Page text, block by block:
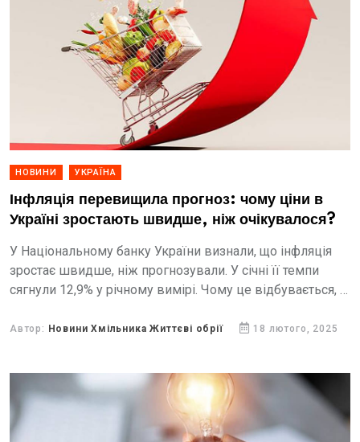
НОВИНИ УКРАЇНА
Інфляція перевищила прогноз: чому ціни в
Україні зростають швидше, ніж очікувалося?
У Національному банку України визнали, що інфляція
зростає швидше, ніж прогнозували. У січні її темпи
сягнули 12,9% у річному вимірі. Чому це відбувається, і
Автор: Новини Хмільника Життєві обрії 18 лютого, 2025